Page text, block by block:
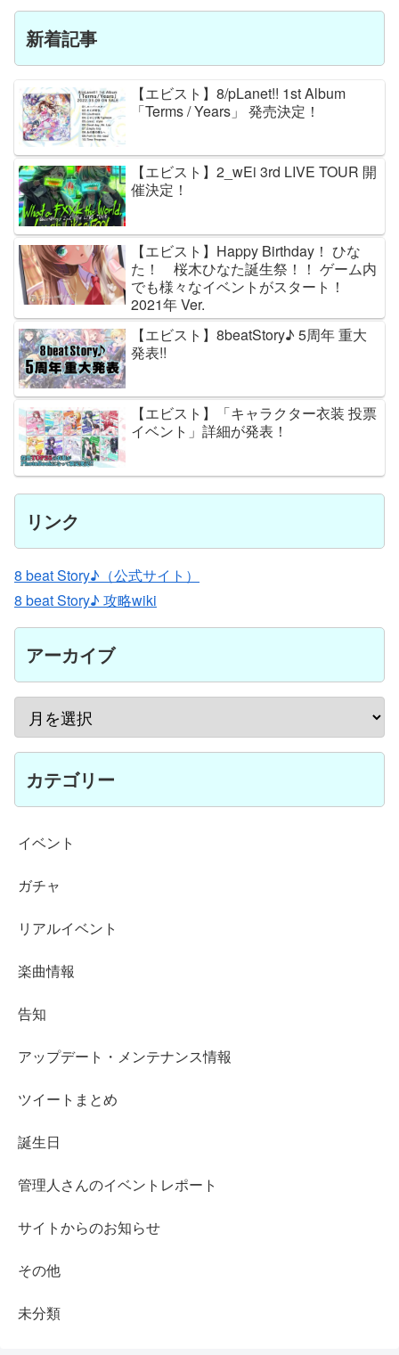
新着記事
【エビスト】8/pLanet!! 1st Album
「Terms / Years」 発売決定！
【エビスト】2_wEi 3rd LIVE TOUR 開
催決定！
【エビスト】Happy Birthday！ ひな
た！ 桜木ひなた誕生祭！！ ゲーム内
でも様々なイベントがスタート！
2021年 Ver.
【エビスト】8beatStory♪ 5周年 重大
発表!!
【エビスト】「キャラクター衣装 投票
イベント」詳細が発表！
リンク
8 beat Story♪（公式サイト）
8 beat Story♪ 攻略wiki
アーカイブ
カテゴリー
イベント
ガチャ
リアルイベント
楽曲情報
告知
アップデート・メンテナンス情報
ツイートまとめ
誕生日
管理人さんのイベントレポート
サイトからのお知らせ
その他
未分類